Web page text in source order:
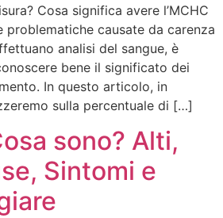
Cosa significa avere l’MCHC
problematiche causate da carenza
analisi del sangue, è
bene il significato dei
In questo articolo, in
sulla percentuale di […]
sono? Alti,
Sintomi e